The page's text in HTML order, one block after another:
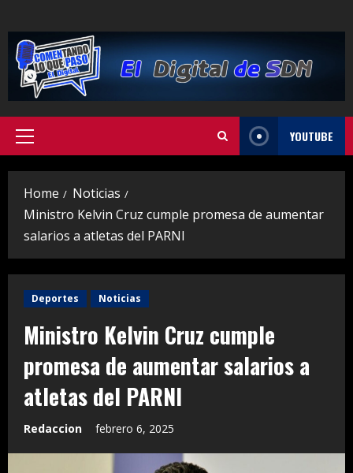
to
content
Primary
YOUTUBE
Home
Noticias
Ministro Kelvin Cruz cumple promesa de aumentar
salarios a atletas del PARNI
Deportes Noticias
Ministro Kelvin Cruz cumple
promesa de aumentar salarios a
atletas del PARNI
Redaccion febrero 6, 2025